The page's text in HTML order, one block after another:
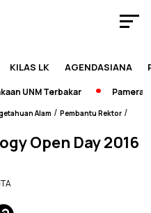
KILAS LK AGENDASIANA
UNM Terbakar Pameran
Alam / Pembantu Rektor /
Open Day 2016